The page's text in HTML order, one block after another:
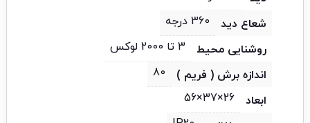
شعاع دید
360 درجه
روشنایی محیط
3 تا 2000 لوکس
اندازه برش ( فریم )
80
ابعاد
26×37×56